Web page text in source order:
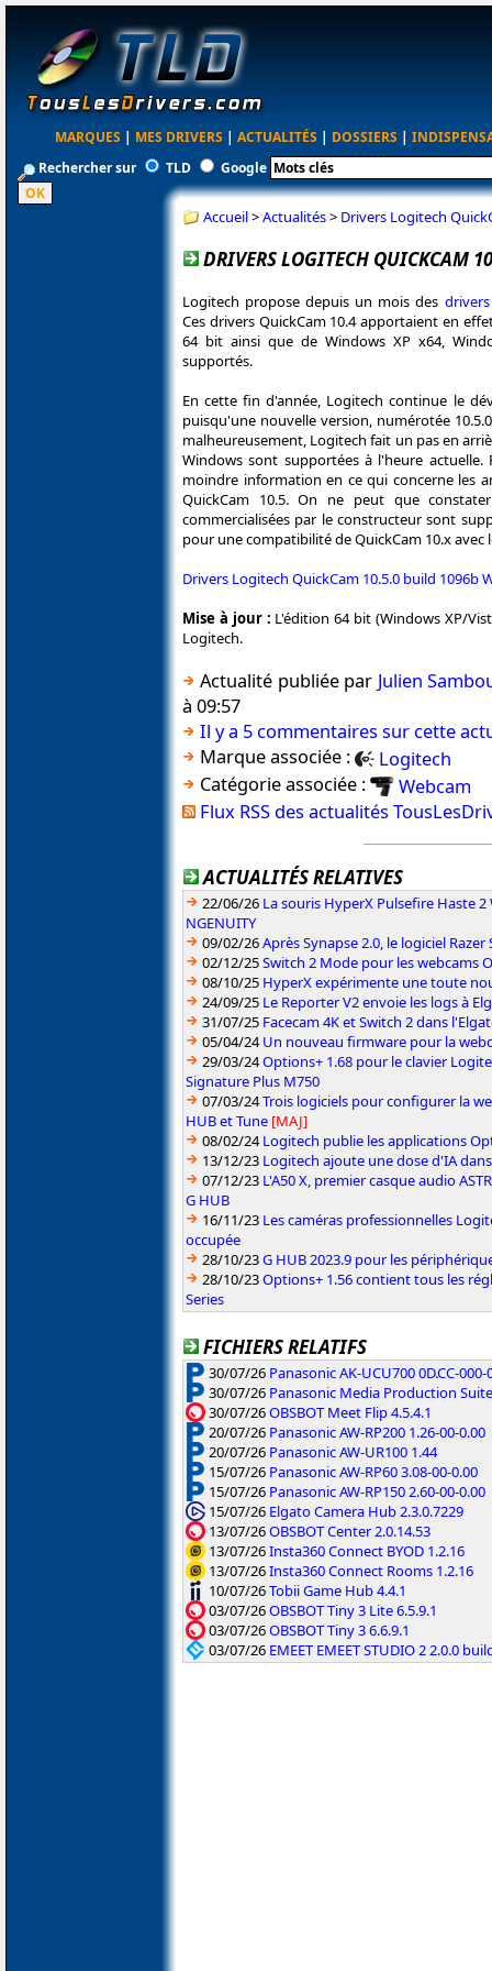
MARQUES | MES DRIVERS | ACTUALITÉS | DOSSIERS |
Rechercher sur
TLD Google
Accueil>Actualités> Drivers Logitech
DRIVERS LOGITECH QUICKCAM
Logitech propose depuis un mois des
Ces drivers QuickCam 10.4 apportaient en
64 bit ainsi que de Windows XP x64,
supportés.
En cette fin d'année, Logitech continue le
puisqu'une nouvelle version, numérotée
malheureusement, Logitech fait un pas en
Windows sont supportées à l'heure
moindre information en ce qui concerne les
QuickCam 10.5. On ne peut que
commercialisées par le constructeur sont
pour une compatibilité de QuickCam 10.x avec
Drivers Logitech QuickCam 10.5.0 build 1096b
Mise à jour : L'édition 64 bit (Windows XP/
Logitech.
Actualité publiée par Julien
à 09:57
Il y a 5 commentaires sur cette
Marque associée :
Logitech
Catégorie associée :
Webcam
Flux RSS des actualités
ACTUALITÉS RELATIVES
22/06/26 La souris HyperX Pulsefire Haste
NGENUITY
09/02/26Après Synapse 2.0, le logiciel
02/12/25Switch 2 Mode pour les webcams
08/10/25 HyperX expérimente une toute
24/09/25 Le Reporter V2 envoie les logs à
31/07/25 Facecam 4K et Switch 2 dans
05/04/24Un nouveau firmware pour la
29/03/24Options+ 1.68 pour le clavier
Signature Plus M750
07/03/24Trois logiciels pour configurer la
HUB et Tune [MAJ]
08/02/24Logitech publie les applications
13/12/23 Logitech ajoute une dose d'IA
07/12/23 L'A50 X, premier casque audio
G HUB
16/11/23 Les caméras professionnelles
occupée
28/10/23G HUB 2023.9 pour les
28/10/23Options+ 1.56 contient tous les
Series
FICHIERS RELATIFS
30/07/26 Panasonic AK-UCU700 0D.CC-
30/07/26 Panasonic Media Production
30/07/26OBSBOT Meet Flip 4.5.4.1
20/07/26 Panasonic AW-RP200 1.26-00-0.00
20/07/26 Panasonic AW-UR100 1.44
15/07/26 Panasonic AW-RP60 3.08-00-0.00
15/07/26 Panasonic AW-RP150 2.60-00-0.00
15/07/26 Elgato Camera Hub 2.3.0.7229
13/07/26OBSBOT Center 2.0.14.53
13/07/26Insta360 Connect BYOD 1.2.16
13/07/26Insta360 Connect Rooms 1.2.16
10/07/26Tobii Game Hub 4.4.1
03/07/26OBSBOT Tiny 3 Lite 6.5.9.1
03/07/26OBSBOT Tiny 3 6.6.9.1
03/07/26 EMEET EMEET STUDIO 2 2.0.0